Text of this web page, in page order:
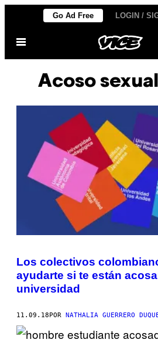
contenido
Go Ad Free LOGIN /
Abrir
Acoso
Los colectivos
ayudarte si te están
universidad
11.09.18 POR NATHALIA GUERRERO